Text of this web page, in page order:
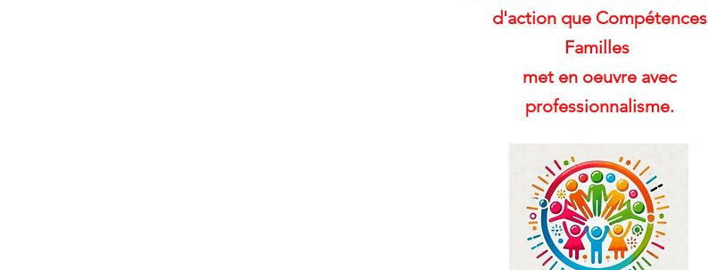
d'action que Compétences
Familles
met en oeuvre avec
professionnalisme.